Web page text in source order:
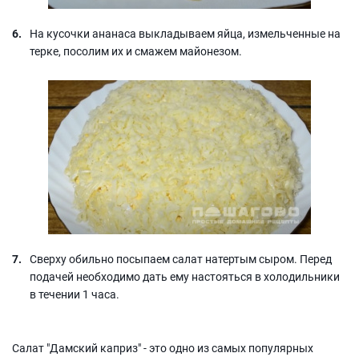
На кусочки ананаса выкладываем яйца, измельченные на
терке, посолим их и смажем майонезом.
Сверху обильно посыпаем салат натертым сыром. Перед
подачей необходимо дать ему настояться в холодильники
в течении 1 часа.
Салат "Дамский каприз" - это одно из самых популярных